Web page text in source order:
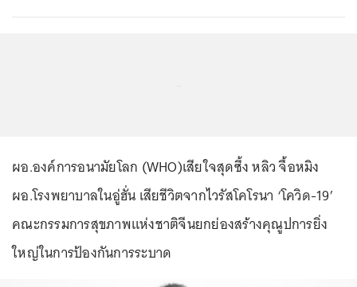
ผอ.องค์การอนามัยโลก (WHO)เสียใจสุดซึ้ง หลิว จื้อหมิง
ผอ.โรงพยาบาลในอู่ฮั่น เสียชีวิตจากไวรัสโคโรนา ‘โควิด-19’
คณะกรรมการสุขภาพแห่งชาติจีนยกย่องสร้างคุณูปการยิ่ง
ใหญ่ในการป้องกันการระบาด